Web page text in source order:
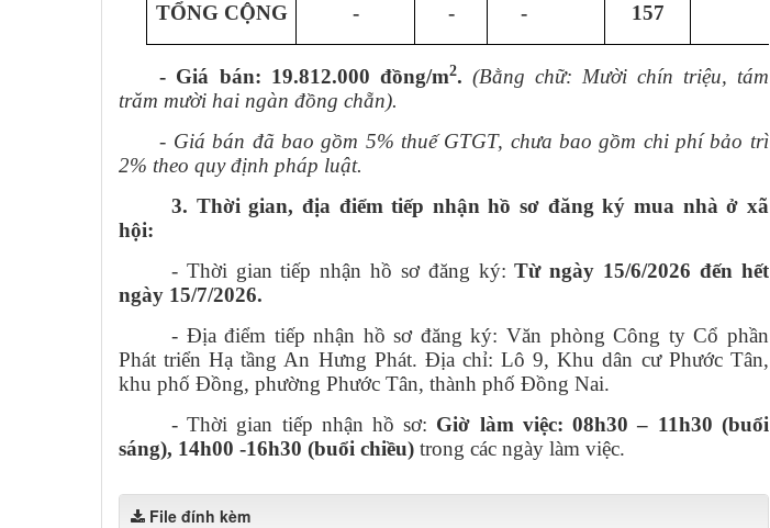
TỔNG CỘNG - - - 157
- Giá bán: 19.812.000 đồng/m2. (Bằng chữ: Mười chín triệu, tám
trăm mười hai ngàn đồng chẵn).
- Giá bán đã bao gồm 5% thuế GTGT, chưa bao gồm chi phí bảo trì
2% theo quy định pháp luật.
3. Thời gian, địa điểm tiếp nhận hồ sơ đăng ký mua nhà ở xã
hội:
- Thời gian tiếp nhận hồ sơ đăng ký:Từ ngày 15/6/2026 đến hết
ngày 15/7/2026.
- Địa điểm tiếp nhận hồ sơ đăng ký: Văn phòng Công ty Cổ phần
Phát triển Hạ tầng An Hưng Phát. Địa chỉ: Lô 9, Khu dân cư Phước Tân,
khu phố Đồng, phường Phước Tân, thành phố Đồng Nai.
- Thời gian tiếp nhận hồ sơ: Giờ làm việc: 08h30 – 11h30 (buổi
sáng), 14h00 -16h30 (buổi chiều) trong các ngày làm việc.
File đính kèm